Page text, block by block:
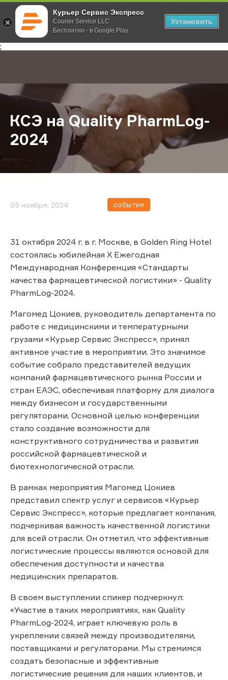
Курьер Сервис Экспресс
Courier Service LLC
Бесплатно - в Google Play
Установить
;
Главная О компании Новости КСЭ на Quality PharmLog-2024
КСЭ на Quality PharmLog-
2024
05 ноября, 2024 события
31 октября 2024 г. в г. Москве, в Golden Ring Hotel
состоялась юбилейная X Ежегодная
Международная Конференция «Стандарты
качества фармацевтической логистики» - Quality
PharmLog-2024.
Магомед Цокиев, руководитель департамента по
работе с медицинскими и температурными
грузами «Курьер Сервис Экспресс», принял
активное участие в мероприятии. Это значимое
событие собрало представителей ведущих
компаний фармацевтического рынка России и
стран ЕАЭС, обеспечивая платформу для диалога
между бизнесом и государственными
регуляторами. Основной целью конференции
стало создание возможности для
конструктивного сотрудничества и развития
российской фармацевтической и
биотехнологической отрасли.
В рамках мероприятия Магомед Цокиев
представил спектр услуг и сервисов «Курьер
Сервис Экспресс», которые предлагает компания,
подчеркивая важность качественной логистики
для всей отрасли. Он отметил, что эффективные
логистические процессы являются основой для
обеспечения доступности и качества
медицинских препаратов.
В своем выступлении спикер подчеркнул:
«Участие в таких мероприятиях, как Quality
PharmLog-2024, играет ключевую роль в
укреплении связей между производителями,
поставщиками и регуляторами. Мы стремимся
создать безопасные и эффективные
логистические решения для наших клиентов, и